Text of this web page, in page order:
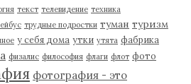
текст телевидение техника
трудные подростки туман туризм
у себя дома утки утята фабрика
физалис философия флаги флот фото
фотография - это